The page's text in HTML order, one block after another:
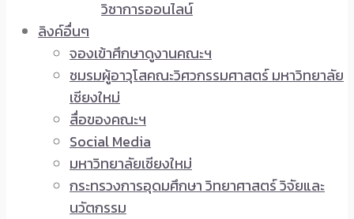
วิชาการออนไลน์
ลิงค์อื่นๆ
จองเข้าศึกษาดูงานคณะฯ
ชมรมผู้อาวุโสคณะวิศวกรรมศาสตร์ มหาวิทยาลัย
เชียงใหม่
สื่อของคณะฯ
Social Media
มหาวิทยาลัยเชียงใหม่
กระทรวงการอุดมศึกษา วิทยาศาสตร์ วิจัยและ
นวัตกรรม